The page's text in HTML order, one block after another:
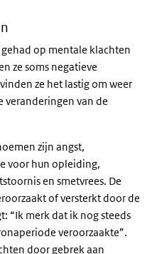
op mentale klachten
ze soms negatieve
ze het lastig om weer
veranderingen van de
zijn angst,
voor hun opleiding,
en smetvrees. De
of versterkt door de
“Ik merk dat ik nog steeds
veroorzaakte”.
door gebrek aan